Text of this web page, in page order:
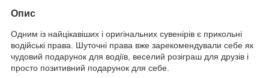
Опис
Одним із найцікавіших і оригінальних сувенірів є прикольні
водійські права. Шуточні права вже зарекомендували себе як
чудовий подарунок для водіїв, веселий розіграш для друзів і
просто позитивний подарунок для себе.